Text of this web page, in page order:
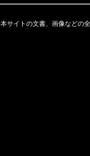
本サイトの文書、画像などの